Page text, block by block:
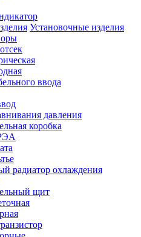
Установочные изделия
ввода
давления
коробка
радиатор охлаждения
щит